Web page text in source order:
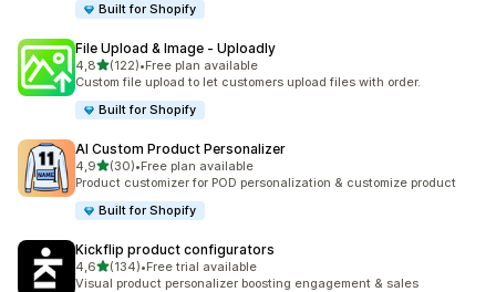
Built for Shopify
File Upload & Image ‑ Uploadly
4,8z 5 hvězd
(122)
Celkový počet recenzí: 122
•Free plan available
Custom file upload to let customers upload files with order.
Built for Shopify
AI Custom Product Personalizer
4,9z 5 hvězd
(30)
Celkový počet recenzí: 30
•Free plan available
Product customizer for POD personalization & customize product
Built for Shopify
Kickflip product configurators
4,6z 5 hvězd
(134)
Celkový počet recenzí: 134
•Free trial available
Visual product personalizer boosting engagement & sales